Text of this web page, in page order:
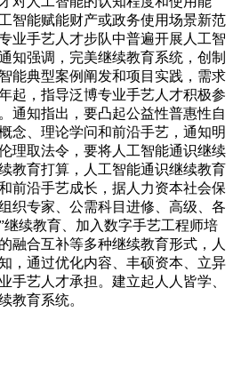
智能赋能财产或政务使用场景新范
业手艺人才步队中普遍开展人工智
知强调，完美继续教育系统，创制
能典型案例阐发和项目实践，需求
起，指导泛博专业手艺人才积极参
通知指出，要凸起公益性普惠性自
念、理论学问和前沿手艺，通知明
理取法令，要将人工智能通识继续
教育打算，人工智能通识继续教育
前沿手艺成长，据人力资本社会保
织专家、公需科目进修、高级、各
继续教育、加入数字手艺工程师培
融合互补等多种继续教育形式，人
，通过优化内容、丰硕资本、立异
手艺人才承担。建立起人人皆学、
教育系统。